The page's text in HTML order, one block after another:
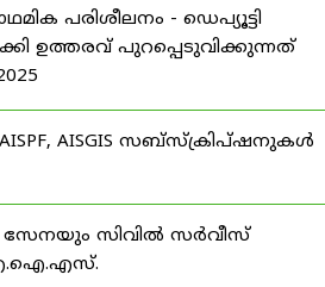
പരിശീലനം - ഡെപ്യൂട്ടി
ഉത്തരവ് പുറപ്പെടുവിക്കുന്നത്
AISGIS സബ്‌സ്‌ക്രിപ്‌ഷനുകൾ
സിവിൽ സർവീസ്
എ.ഐ.എസ്.